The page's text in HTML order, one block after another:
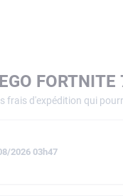
frais d'expédition qui
2026 03h47